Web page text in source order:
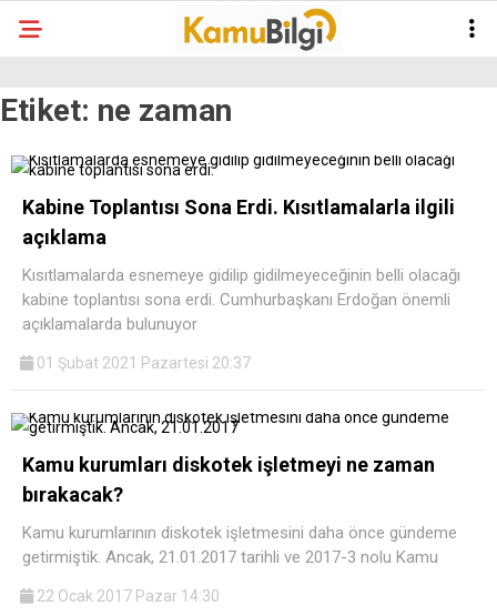
Etiket: ne zaman
Kabine Toplantısı Sona Erdi. Kısıtlamalarla ilgili
açıklama
Kısıtlamalarda esnemeye gidilip gidilmeyeceğinin belli olacağı
kabine toplantısı sona erdi. Cumhurbaşkanı Erdoğan önemli
açıklamalarda bulunuyor
01 Şubat 2021 Pazartesi 20:37
Kamu kurumları diskotek işletmeyi ne zaman
bırakacak?
Kamu kurumlarının diskotek işletmesini daha önce gündeme
getirmiştik. Ancak, 21.01.2017 tarihli ve 2017-3 nolu Kamu
22 Ocak 2017 Pazar 14:30